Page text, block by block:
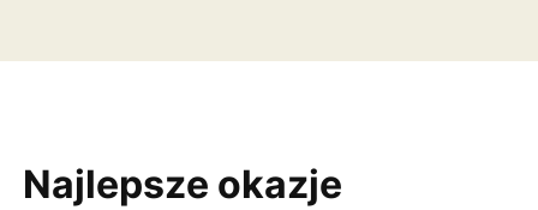
Najlepsze okazje